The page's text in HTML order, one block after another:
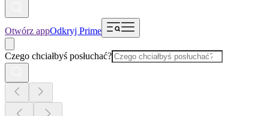
Otwórz appOdkryj Prime
Czego chciałbyś posłuchać?